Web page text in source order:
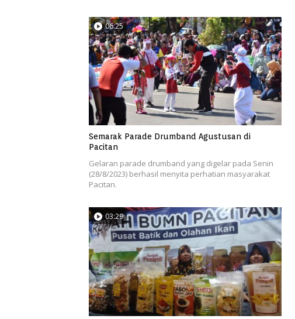
06:25
Semarak Parade Drumband Agustusan di
Pacitan
Gelaran parade drumband yang digelar pada Senin
(28/8/2023) berhasil menyita perhatian masyarakat
Pacitan.
03:29